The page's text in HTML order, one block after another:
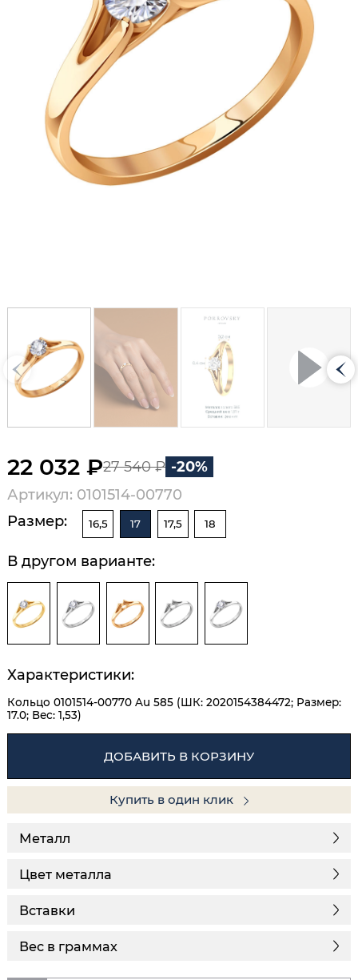
22 032 ₽27 540 ₽ -20%
Артикул: 0101514-00770
Размер:
16,5 17 17,5 18
В другом варианте:
Характеристики:
Кольцо 0101514-00770 Au 585 (ШК: 2020154384472; Размер:
17.0; Вес: 1,53)
ДОБАВИТЬ В КОРЗИНУ
Купить в один клик
Металл
Цвет металла
Вставки
Вес в граммах